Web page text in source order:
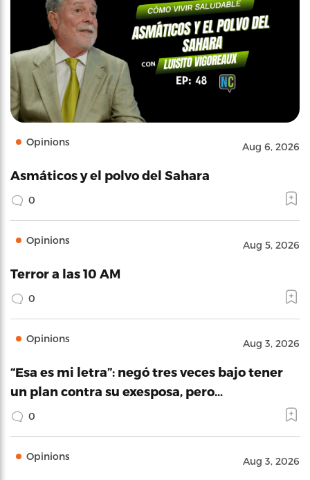
Opinions Aug 6, 2026
Asmáticos y el polvo del Sahara
0
Opinions Aug 5, 2026
Terror a las 10 AM
0
Opinions Aug 3, 2026
“Esa es mi letra”: negó tres veces bajo tener
un plan contra su exesposa, pero…
0
Opinions Aug 3, 2026